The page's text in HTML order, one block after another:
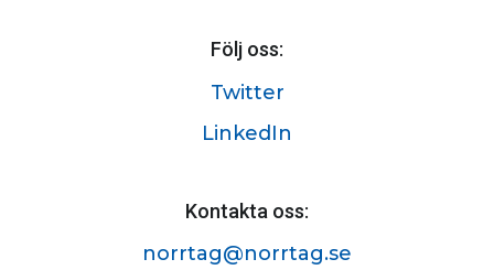
Kontakta oss:
norrtag@norrtag.se
Följ oss:
Twitter
LinkedIn